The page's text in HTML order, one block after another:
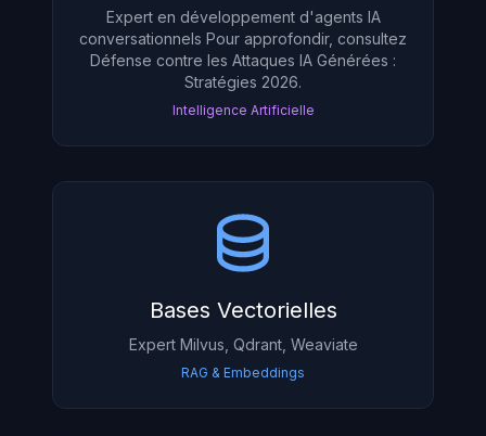
Expert en développement d'agents IA
conversationnels Pour approfondir, consultez
Défense contre les Attaques IA Générées :
Stratégies 2026.
Intelligence Artificielle
Bases Vectorielles
Expert Milvus, Qdrant, Weaviate
RAG & Embeddings